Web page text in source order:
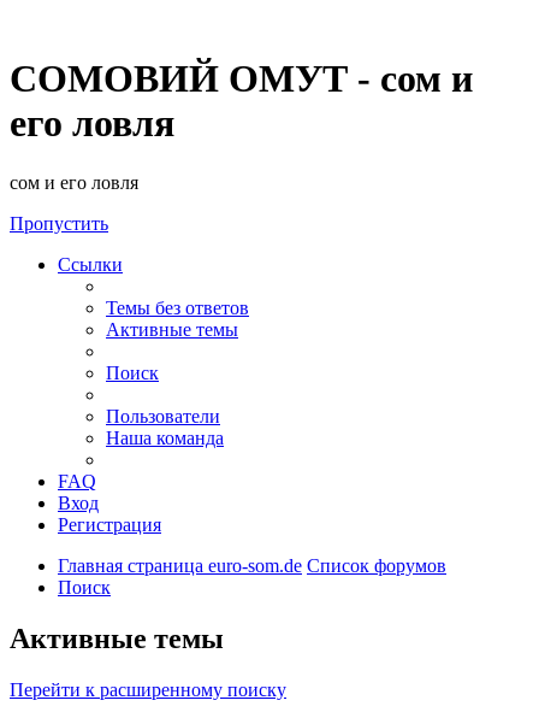
СОМОВИЙ ОМУТ - сом и
его ловля
сом и его ловля
Пропустить
Ссылки
Темы без ответов
Активные темы
Поиск
Пользователи
Наша команда
FAQ
Вход
Регистрация
Главная страница euro-som.de Список форумов
Поиск
Активные темы
Перейти к расширенному поиску